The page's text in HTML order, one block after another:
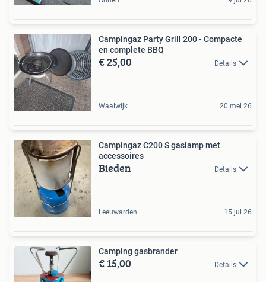
Campingaz Party Grill 200 - Compacte
en complete BBQ
€ 25,00 Details
Waalwijk 20 mei 26
Campingaz C200 S gaslamp met
accessoires
Bieden Details
Leeuwarden 15 jul 26
Camping gasbrander
€ 15,00 Details